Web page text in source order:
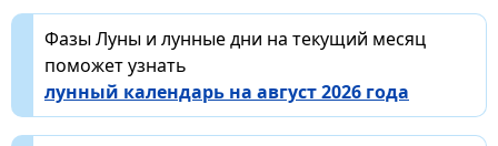
Фазы Луны и лунные дни на текущий месяц
поможет узнать
лунный календарь на август 2026 года